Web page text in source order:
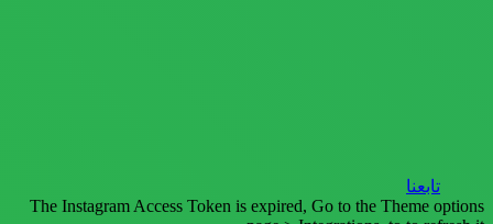
تابعنا
The Instagram Access Token is expired, Go to the Theme options